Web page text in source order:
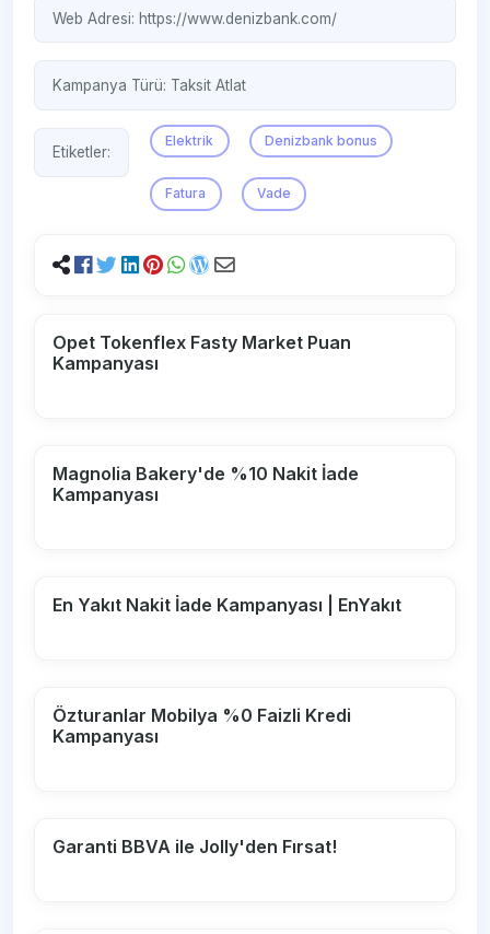
Web Adresi: https://www.denizbank.com/
Kampanya Türü: Taksit Atlat
Etiketler:
Elektrik Denizbank bonus
Fatura Vade
Opet Tokenflex Fasty Market Puan
Kampanyası
Magnolia Bakery'de %10 Nakit İade
Kampanyası
En Yakıt Nakit İade Kampanyası | EnYakıt
Özturanlar Mobilya %0 Faizli Kredi
Kampanyası
Garanti BBVA ile Jolly'den Fırsat!